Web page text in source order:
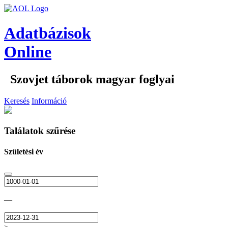
Adatbázisok
Online
Szovjet táborok magyar foglyai
Keresés Információ
Találatok szűrése
Születési év
—